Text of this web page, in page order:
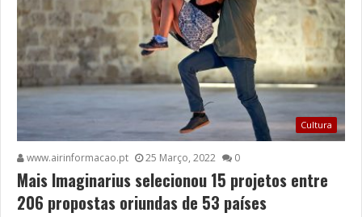
Cultura
www.airinformacao.pt 25 Março, 2022 0
Mais Imaginarius selecionou 15 projetos entre
206 propostas oriundas de 53 países